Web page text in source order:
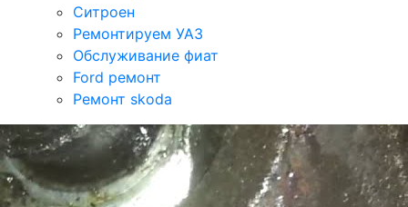
Ситроен
Ремонтируем УАЗ
Обслуживание фиат
Ford ремонт
Ремонт skoda